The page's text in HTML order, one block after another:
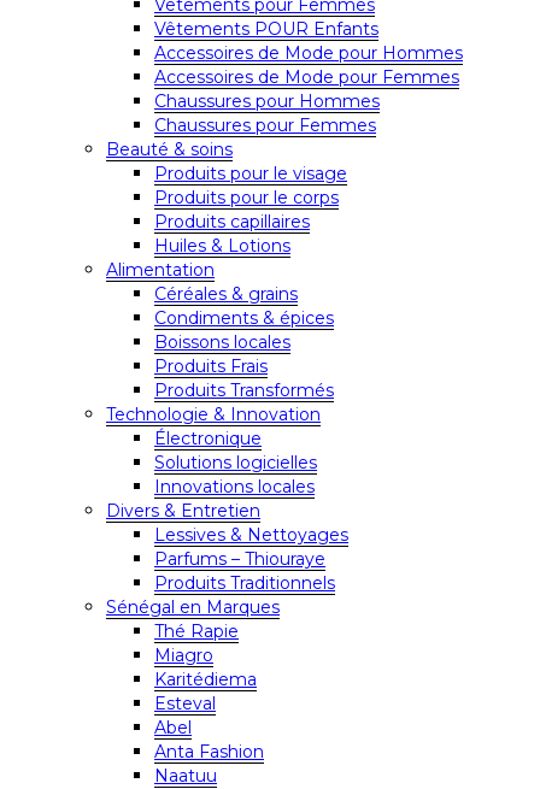
Vêtements pour Femmes
Vêtements POUR Enfants
Accessoires de Mode pour Hommes
Accessoires de Mode pour Femmes
Chaussures pour Hommes
Chaussures pour Femmes
Beauté & soins
Produits pour le visage
Produits pour le corps
Produits capillaires
Huiles & Lotions
Alimentation
Céréales & grains
Condiments & épices
Boissons locales
Produits Frais
Produits Transformés
Technologie & Innovation
Électronique
Solutions logicielles
Innovations locales
Divers & Entretien
Lessives & Nettoyages
Parfums – Thiouraye
Produits Traditionnels
Sénégal en Marques
Thé Rapie
Miagro
Karitédiema
Esteval
Abel
Anta Fashion
Naatuu